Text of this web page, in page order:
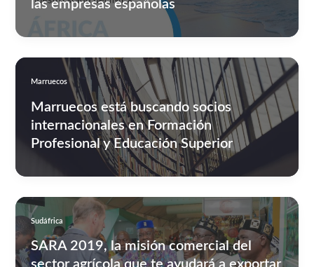
las empresas españolas
Marruecos
Marruecos está buscando socios
internacionales en Formación
Profesional y Educación Superior
Sudáfrica
SARA 2019, la misión comercial del